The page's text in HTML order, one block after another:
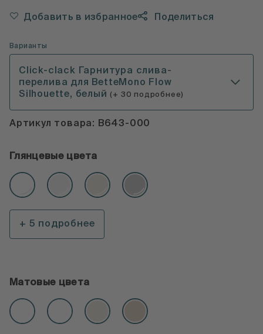
Добавить в избранное Поделиться
Варианты
Click-clack Гарнитура слива-
перелива для BetteMono Flow
Silhouette, белый (+ 30 подробнее)
Артикул товара: B643-000
Глянцевые цвета
+ 5 подробнее
Матовые цвета